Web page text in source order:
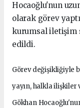
Hocaoğlu'nun
olarak görev
kurumsal iletişim
edildi.
Görev değişikliğiyle
yayın, halkla
Gökhan